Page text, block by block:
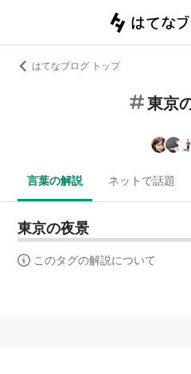
はてなブログ トップ
東京
言葉の解説 ネットで話題
東京の夜景
このタグの解説について